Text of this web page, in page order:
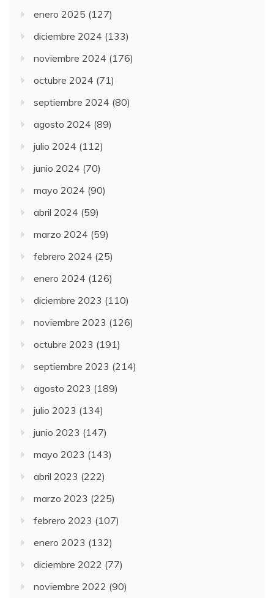
enero 2025 (127)
diciembre 2024 (133)
noviembre 2024 (176)
octubre 2024 (71)
septiembre 2024 (80)
agosto 2024 (89)
julio 2024 (112)
junio 2024 (70)
mayo 2024 (90)
abril 2024 (59)
marzo 2024 (59)
febrero 2024 (25)
enero 2024 (126)
diciembre 2023 (110)
noviembre 2023 (126)
octubre 2023 (191)
septiembre 2023 (214)
agosto 2023 (189)
julio 2023 (134)
junio 2023 (147)
mayo 2023 (143)
abril 2023 (222)
marzo 2023 (225)
febrero 2023 (107)
enero 2023 (132)
diciembre 2022 (77)
noviembre 2022 (90)